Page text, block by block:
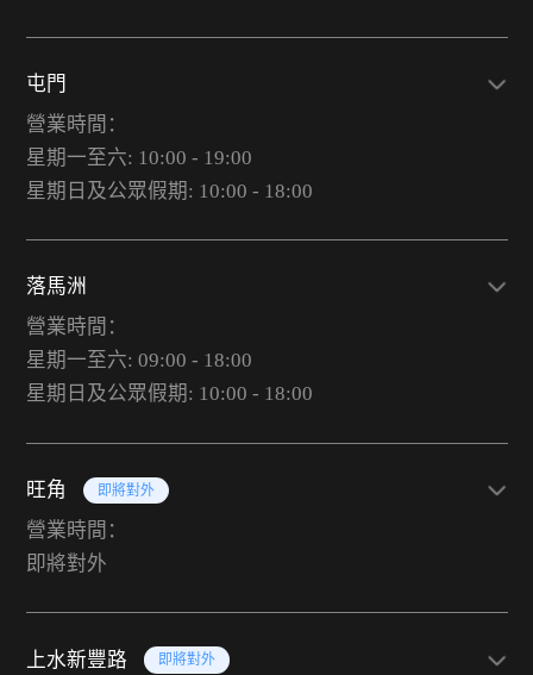
屯門
營業時間：
星期一至六: 10:00 - 19:00
星期日及公眾假期: 10:00 - 18:00
落馬洲
營業時間：
星期一至六: 09:00 - 18:00
星期日及公眾假期: 10:00 - 18:00
旺角 即將對外
營業時間：
即將對外
上水新豐路 即將對外